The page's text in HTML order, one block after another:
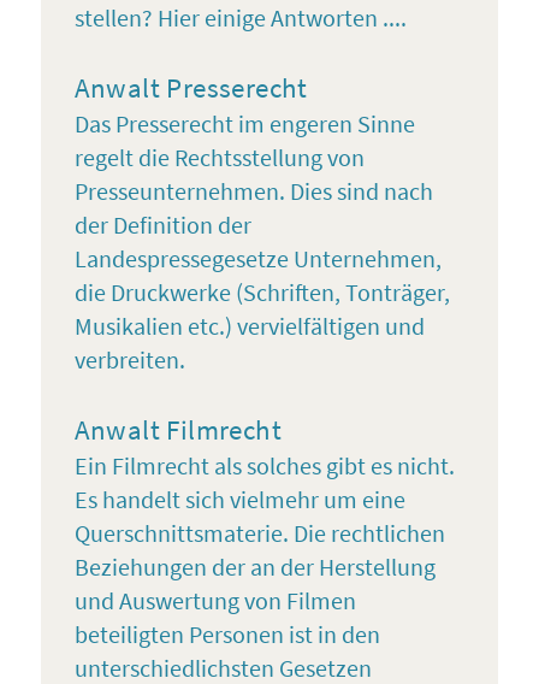
stellen? Hier einige Antworten ....
Anwalt Presserecht
Das Presserecht im engeren Sinne
regelt die Rechtsstellung von
Presseunternehmen. Dies sind nach
der Definition der
Landespressegesetze Unternehmen,
die Druckwerke (Schriften, Tonträger,
Musikalien etc.) vervielfältigen und
verbreiten.
Anwalt Filmrecht
Ein Filmrecht als solches gibt es nicht.
Es handelt sich vielmehr um eine
Querschnittsmaterie. Die rechtlichen
Beziehungen der an der Herstellung
und Auswertung von Filmen
beteiligten Personen ist in den
unterschiedlichsten Gesetzen